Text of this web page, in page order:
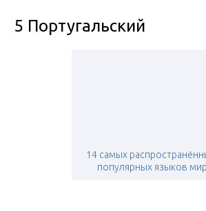
5 Португальский
14 самых
популярных языков